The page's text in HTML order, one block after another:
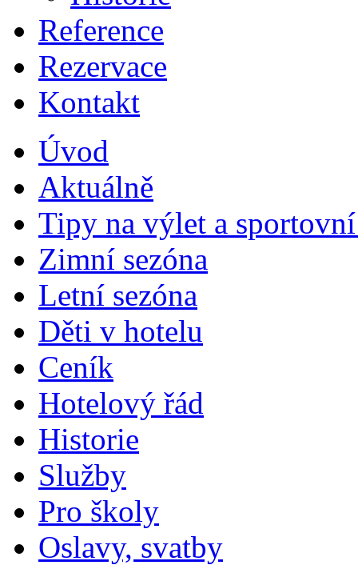
Reference
Rezervace
Kontakt
Úvod
Aktuálně
Tipy na výlet a
Zimní sezóna
Letní sezóna
Děti v hotelu
Ceník
Hotelový řád
Historie
Služby
Pro školy
Oslavy, svatby